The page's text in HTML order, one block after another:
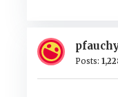
Posts: